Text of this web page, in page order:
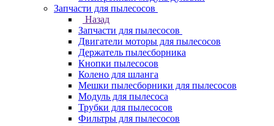
Запчасти для пылесосов
Назад
Запчасти для пылесосов
Двигатели моторы для пылесосов
Держатель пылесборника
Кнопки пылесосов
Колено для шланга
Мешки пылесборники для пылесосов
Модуль для пылесоса
Трубки для пылесосов
Фильтры для пылесосов